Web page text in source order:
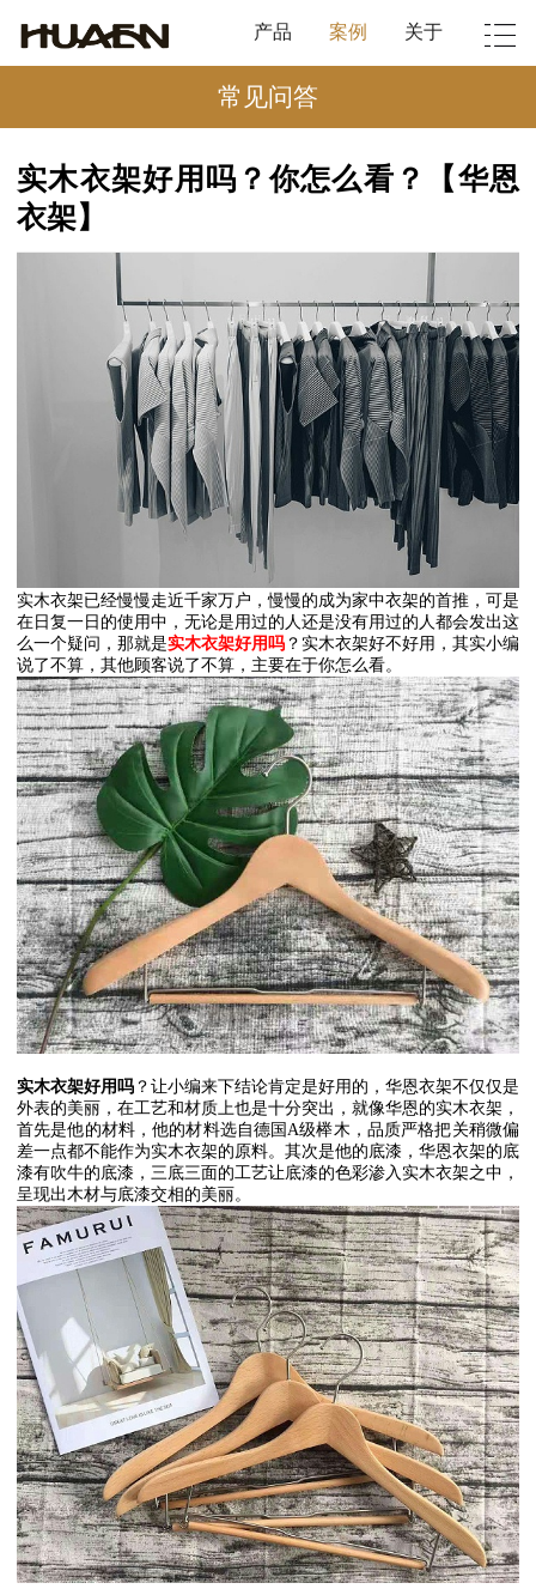
产品 案例 关于
常见问答
实木衣架好用吗？你怎么看？【华恩
衣架】
实木衣架已经慢慢走近千家万户，慢慢的成为家中衣架的首推，可是
在日复一日的使用中，无论是用过的人还是没有用过的人都会发出这
么一个疑问，那就是实木衣架好用吗 ？实木衣架好不好用，其实小编
说了不算，其他顾客说了不算，主要在于你怎么看。
实木衣架好用吗 ？让小编来下结论肯定是好用的，华恩衣架不仅仅是
外表的美丽，在工艺和材质上也是十分突出，就像华恩的实木衣架，
首先是他的材料，他的材料选自德国 A级榉木，品质严格把关稍微偏
差一点都不能作为实木衣架的原料。其次是他的底漆，华恩衣架的底
漆有吹牛的底漆，三底三面的工艺让底漆的色彩渗入实木衣架之中，
呈现出木材与底漆交相的美丽。